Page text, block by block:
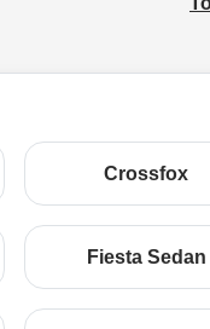
Crossfox
Fiesta Sedan